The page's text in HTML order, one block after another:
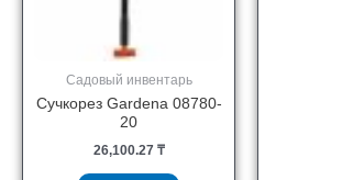
Садовый инвентарь
Сучкорез Gardena 08780-
20
26,100.27 ₸